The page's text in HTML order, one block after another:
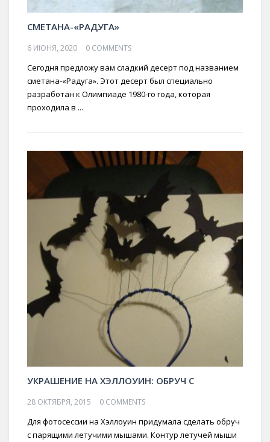
СМЕТАНА-«РАДУГА»
6 ИЮНЯ, 2020 0 COMMENTS
Сегодня предложу вам сладкий десерт под названием
сметана-«Радуга». Этот десерт был специально
разработан к Олимпиаде 1980-го года, которая
проходила в ...
УКРАШЕНИЕ НА ХЭЛЛОУИН: ОБРУЧ С
28 ОКТЯБРЯ, 2015 0 COMMENTS
Для фотосессии на Хэллоуин придумала сделать обруч
с парящими летучими мышами. Контур летучей мыши